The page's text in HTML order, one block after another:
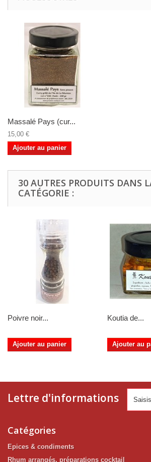
Massalé Pays (cur...
15,00 €
Ajouter au panier
30 AUTRES PRODUITS DANS
CATÉGORIE :
Poivre noir...
Ajouter au panier
Koutia de...
Ajouter au
Lettre d'informations
Catégories
Epices & condiments
Rhum arrangés, préparations cocktail